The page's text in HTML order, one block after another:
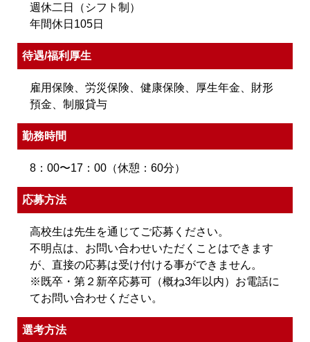
週休二日（シフト制）
年間休日105日
待遇/福利厚生
雇用保険、労災保険、健康保険、厚生年金、財形
預金、制服貸与
勤務時間
8：00〜17：00（休憩：60分）
応募方法
高校生は先生を通じてご応募ください。
不明点は、お問い合わせいただくことはできます
が、直接の応募は受け付ける事ができません。
※既卒・第２新卒応募可（概ね3年以内）お電話に
てお問い合わせください。
選考方法